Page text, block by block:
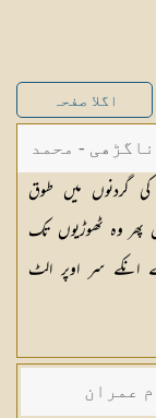
اگلا صفحہ
- محمد
گردنوں میں طوق
پھر وہ ٹھوڑیوں تک
سر اوپر الٹ
عمران